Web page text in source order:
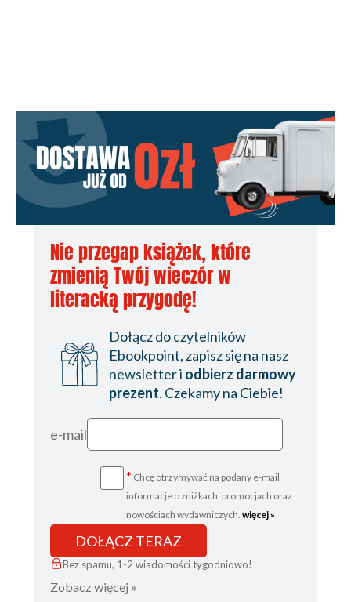
Nie przegap książek, które
zmienią Twój wieczór w
literacką przygodę!
Dołącz do czytelników
Ebookpoint, zapisz się na nasz
newsletter i odbierz darmowy
prezent. Czekamy na Ciebie!
e-mail
* Chcę otrzymywać na podany e-mail
informacje o zniżkach, promocjach oraz
nowościach wydawniczych. więcej »
DOŁĄCZ TERAZ
Bez spamu, 1-2 wiadomości tygodniowo!
Zobacz więcej »